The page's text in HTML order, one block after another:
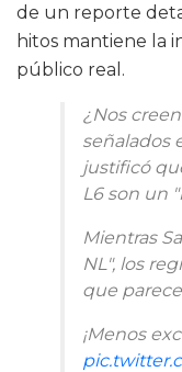
de un reporte
hitos mantiene la
público real.
¿Nos
señalados
justificó
L6 son un
Mientras
NL", los
que
¡Menos